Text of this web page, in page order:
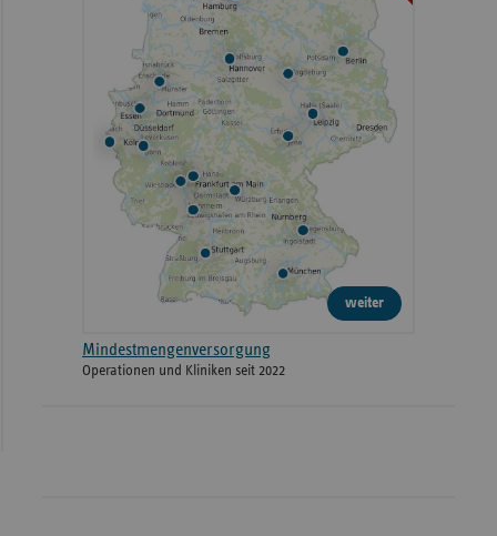
weiter
Mindestmengenversorgung
Operationen und Kliniken seit 2022